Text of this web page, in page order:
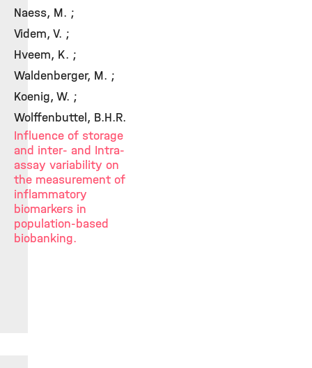
Naess, M. ;
Videm, V. ;
Hveem, K. ;
Waldenberger, M. ;
Koenig, W. ;
Wolffenbuttel, B.H.R.
Influence of storage
and inter- and Intra-
assay variability on
the measurement of
inflammatory
biomarkers in
population-based
biobanking.